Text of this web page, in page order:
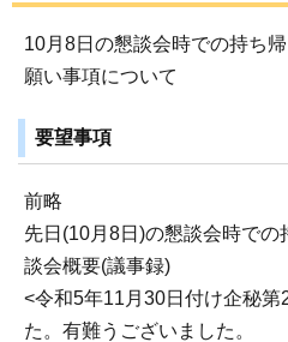
10月8日の懇談会時での持ち
願い事項について
要望事項
前略
先日(10月8日)の懇談会時での
談会概要(議事録)
<令和5年11月30日付け企秘第
た。有難うございました。